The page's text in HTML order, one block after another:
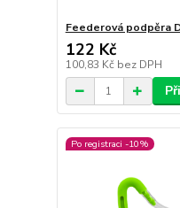
Feederová podpěra
122 Kč
100,83 Kč bez DPH
Po registraci -10%